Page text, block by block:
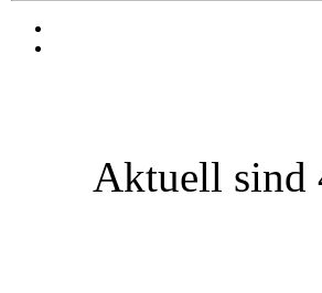
Aktuell sind